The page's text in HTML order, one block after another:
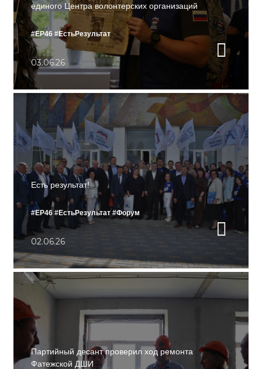
единого Центра волонтерских организаций
#ЕР46 #ЕстьРезультат
03.06.26
Есть результат!
#ЕР46 #ЕстьРезультат #Форум
02.06.26
Партийный десант проверил ход ремонта
Фатежской ДШИ